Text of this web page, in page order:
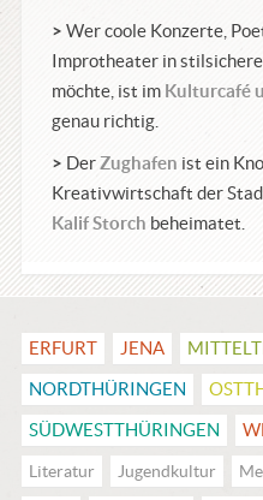
> Wer coole Konzerte,
Improtheater in
möchte, ist im Kulturcafé
genau richtig.
> DerZughafen ist ein
Kreativwirtschaft der
Kalif Storch beheimatet.
ERFURT JENA
NORDTHÜRINGEN
SÜDWESTTHÜRINGEN
Literatur Jugendkultur